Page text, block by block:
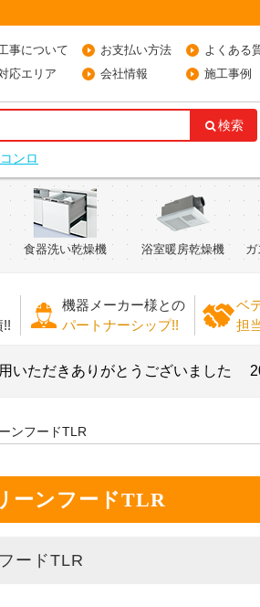
事について お支払い方法
よくある
応エリア
会社情報 施工事例
検索
ンロ
食器洗い乾燥機 浴室暖房乾燥機
!!
機器メーカー様との
パートナーシップ!!
ベ
担
きありがとうございました
ンフードTLR
ーンフードTLR
ードTLR